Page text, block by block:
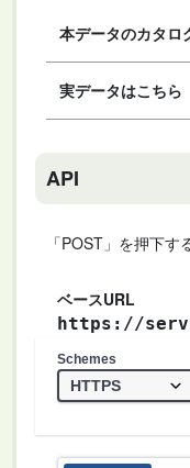
本データのカタロ
実データはこちら
API
「POST」を押下
ベースURL
https://
Schemes